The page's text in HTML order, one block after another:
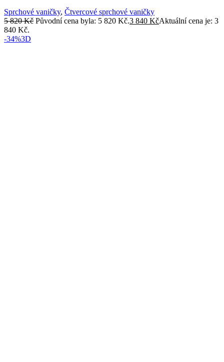
Sprchové vaničky, Čtvercové sprchové vaničky
5 820Kč Původní cena byla: 5 820 Kč.3 840 KčAktuální cena je: 3
840 Kč.
-34%3D